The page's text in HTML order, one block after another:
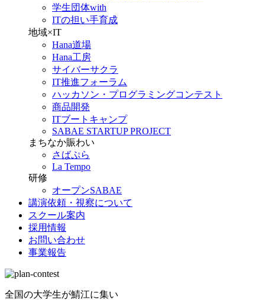
学生団体with
ITの担い手育成
地域×IT
Hana道場
Hana工房
サイバーサクラ
IT推進フォーラム
ハッカソン・プログラミングコンテスト
商品開発
ITブートキャンプ
SABAE STARTUP PROJECT
まちなか賑わい
さばぷら
La Tempo
研修
オープンSABAE
講演依頼・視察について
スクール案内
採用情報
お問い合わせ
事業報告
全国の大学生が鯖江に集い